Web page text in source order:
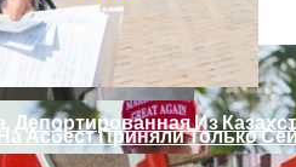
Украинцы За Рубежом:
Асбест Приняли Только
Депортированная Из